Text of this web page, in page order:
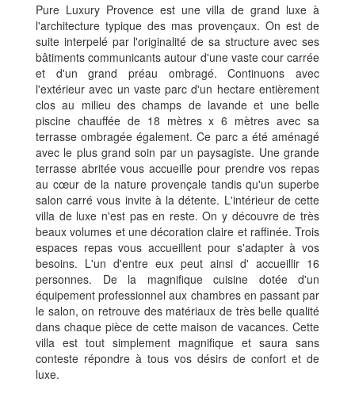
Pure Luxury Provence est une villa de grand luxe à
l'architecture typique des mas provençaux. On est de
suite interpelé par l'originalité de sa structure avec ses
bâtiments communicants autour d'une vaste cour carrée
et d'un grand préau ombragé. Continuons avec
l'extérieur avec un vaste parc d'un hectare entièrement
clos au milieu des champs de lavande et une belle
piscine chauffée de 18 mètres x 6 mètres avec sa
terrasse ombragée également. Ce parc a été aménagé
avec le plus grand soin par un paysagiste. Une grande
terrasse abritée vous accueille pour prendre vos repas
au cœur de la nature provençale tandis qu'un superbe
salon carré vous invite à la détente. L'intérieur de cette
villa de luxe n'est pas en reste. On y découvre de très
beaux volumes et une décoration claire et raffinée. Trois
espaces repas vous accueillent pour s'adapter à vos
besoins. L'un d'entre eux peut ainsi d' accueillir 16
personnes. De la magnifique cuisine dotée d'un
équipement professionnel aux chambres en passant par
le salon, on retrouve des matériaux de très belle qualité
dans chaque pièce de cette maison de vacances. Cette
villa est tout simplement magnifique et saura sans
conteste répondre à tous vos désirs de confort et de
luxe.